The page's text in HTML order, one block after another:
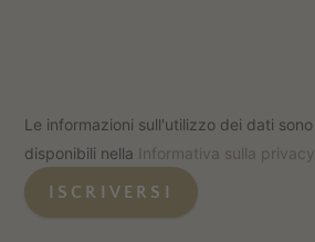
Le informazioni sull'utilizzo dei dati sono
disponibili nella Informativa sulla privacy
ISCRIVERSI